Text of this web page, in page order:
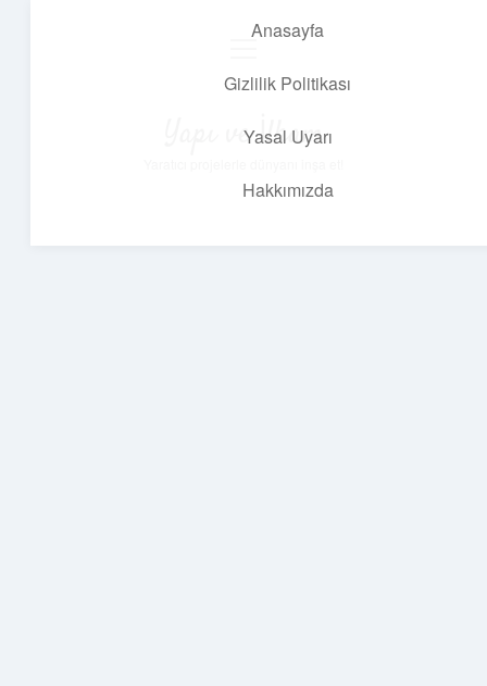
Anasayfa
Gizlilik Politikası
Yasal Uyarı
Hakkımızda
Yapı ve İlham